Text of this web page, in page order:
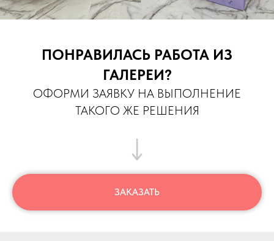
ПОНРАВИЛАСЬ РАБОТА ИЗ
ГАЛЕРЕИ?
ОФОРМИ ЗАЯВКУ НА ВЫПОЛНЕНИЕ
ТАКОГО ЖЕ РЕШЕНИЯ
ЗАКАЗАТЬ